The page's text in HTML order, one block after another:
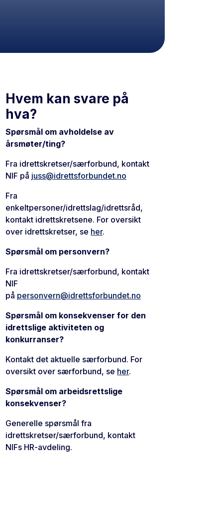
Hvem kan svare på
hva?
Spørsmål om avholdelse av
årsmøter/ting?
Fra idrettskretser/særforbund, kontakt
NIF på juss@idrettsforbundet.no
Fra
enkeltpersoner/idrettslag/idrettsråd,
kontakt idrettskretsene. For oversikt
over idrettskretser, se her.
Spørsmål om personvern?
Fra idrettskretser/særforbund, kontakt
NIF
på personvern@idrettsforbundet.no
Spørsmål om konsekvenser for den
idrettslige aktiviteten og
konkurranser?
Kontakt det aktuelle særforbund. For
oversikt over særforbund, se her.
Spørsmål om arbeidsrettslige
konsekvenser?
Generelle spørsmål fra
idrettskretser/særforbund, kontakt
NIFs HR-avdeling.